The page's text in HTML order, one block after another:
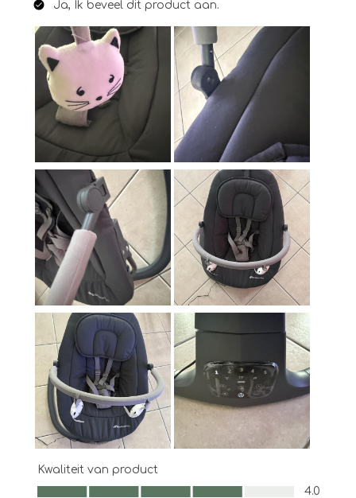
Ja, Ik beveel dit product aan.
Kwaliteit van product
Kwaliteit van product, 4.0 van 5
4.0